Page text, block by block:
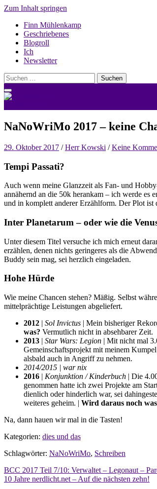
Zum Inhalt springen
Finn Mühlenkamp
Geschriebenes
Blogroll
Ich
Newsletter
Suchen
nach:
NaNoWriMo 2017 – keine
29. Oktober 2017 /Herr Kowski /Keine
Tempi Passati?
Auch wenn meine Glanzzeit als Fan- und
annähernd an die 50k herankam – ich werde es
und in komplett anderer Erzählform. Der Plot
Inter Planetarum – oder wie die
Unter diesem Titel versuche ich mich erneut
erzählen, denen nichts geringeres als die
Buddy sein mag, sei herzlich eingeladen.
Hohe Hürde
Wie meine Chancen stehen? Mäßig. Selbst
mittelprächtige Leistungen abgeliefert.
2012 | Sol Invictus | Mein bisheriger
was? Vermutlich nicht in absehbarer Zeit.
2013 | Star Wars: Legion | Mit nicht mal
Gemeinschaftsprojekt mit meinem Kumpel
alsbald auch in Angriff zu nehmen.
2014/2015 | war nix
2016 | Konjunktion / Kinderbuch | Die
genommen hatte ich zwei Projekte am
dienlich oder hinderlich war, sei
weiteres geheim. | Wird daraus noch
Na, dann hauen wir mal in die Tasten!
Kategorien: dies und das
Schlagwörter: NaNoWriMo, Schreiben
Beitragsnavigation
BCC 2017 Teil 7/10: Verwaltet – Legonaut –
10 Jahre nerdlicht.net – Auf die nächsten zehn!